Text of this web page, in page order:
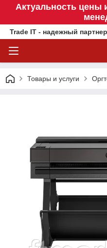
Актуальность цены
Trade IT - надежный
Товары и услуги